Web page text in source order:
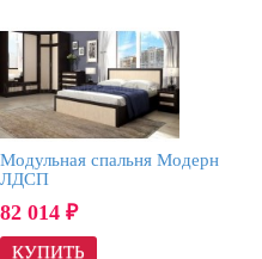
Модульная спальня Модерн
ЛДСП
82 014 ₽